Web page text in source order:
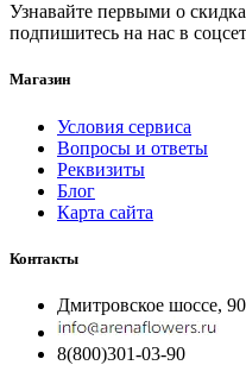
Узнавайте первыми о
подпишитесь на нас в
Магазин
Условия сервиса
Вопросы и ответы
Реквизиты
Блог
Карта сайта
Контакты
Дмитровское шоссе,
8(800)301-03-90